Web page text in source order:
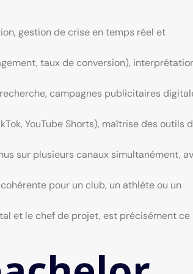
gestion de crise en temps réel et
taux de conversion),
campagnes publicitaires
YouTube Shorts), maîtrise des outils
sur plusieurs canaux simultanément,
pour un club, un athlète ou un
et le chef de projet, est précisément ce